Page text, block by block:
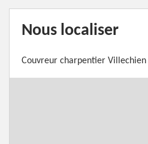
Nous localiser
Couvreur charpentier Villechien